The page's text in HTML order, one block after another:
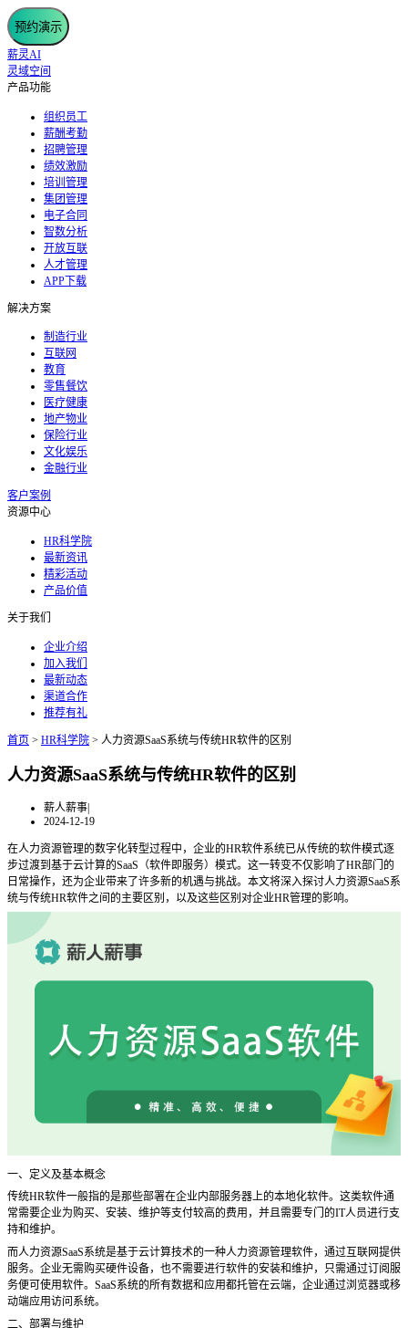
预约演示
薪灵AI
灵域空间
产品功能
组织员工
薪酬考勤
招聘管理
绩效激励
培训管理
集团管理
电子合同
智数分析
开放互联
人才管理
APP下载
解决方案
制造行业
互联网
教育
零售餐饮
医疗健康
地产物业
保险行业
文化娱乐
金融行业
客户案例
资源中心
HR科学院
最新资讯
精彩活动
产品价值
关于我们
企业介绍
加入我们
最新动态
渠道合作
推荐有礼
首页 > HR科学院 > 人力资源SaaS系统与传统HR软件的区别
人力资源SaaS系统与传统HR软件的区别
薪人薪事|
2024-12-19
在人力资源管理的数字化转型过程中，企业的HR软件系统已从传统的软件模式逐
步过渡到基于云计算的SaaS（软件即服务）模式。这一转变不仅影响了HR部门的
日常操作，还为企业带来了许多新的机遇与挑战。本文将深入探讨人力资源SaaS系
统与传统HR软件之间的主要区别，以及这些区别对企业HR管理的影响。
一、定义及基本概念
传统HR软件一般指的是那些部署在企业内部服务器上的本地化软件。这类软件通
常需要企业为购买、安装、维护等支付较高的费用，并且需要专门的IT人员进行支
持和维护。
而人力资源SaaS系统是基于云计算技术的一种人力资源管理软件，通过互联网提供
服务。企业无需购买硬件设备，也不需要进行软件的安装和维护，只需通过订阅服
务便可使用软件。SaaS系统的所有数据和应用都托管在云端，企业通过浏览器或移
动端应用访问系统。
二、部署与维护